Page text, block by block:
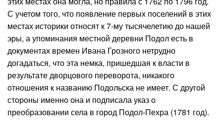
С учетом того, что появление первых поселений в этих
местах историки относят к 7-му тысячелетию до нашей
эры, а упоминания местной деревни Подол есть в
документах времен Ивана Грозного нетрудно
догадаться, что эта немка, пришедшая к власти в
результате дворцового переворота, никакого
отношения к названию Подольска не имеет. С другой
стороны именно она и подписала указ о
преобразовании села в город Подол-Пехра (1781 год).